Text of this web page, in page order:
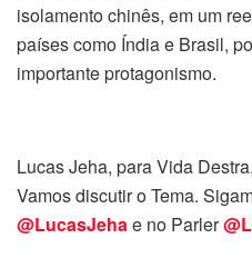
isolamento chinês, em um
países como Índia e Brasil,
importante protagonismo.
Lucas Jeha, para Vida
Vamos discutir o Tema.
@LucasJehae no Parler